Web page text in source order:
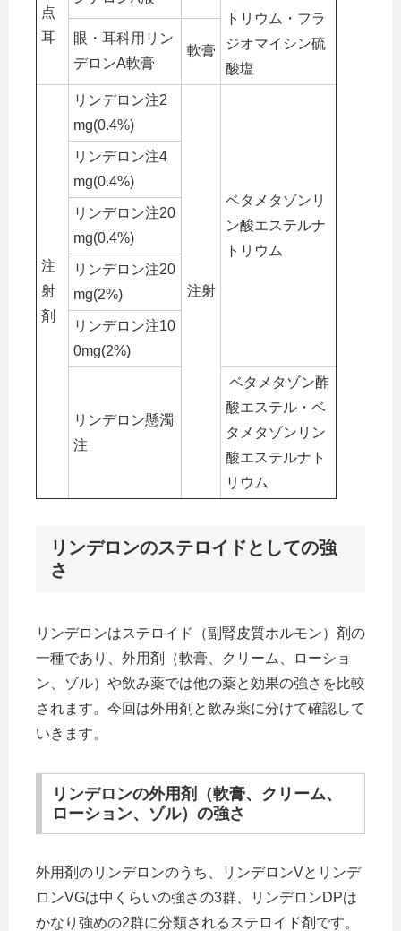
点
耳
トリウム・フラ
ジオマイシン硫
酸塩
眼・耳科用リン
デロンA軟膏
軟膏
注
射
剤
リンデロン注2
mg(0.4%)
注射
ベタメタゾンリ
ン酸エステルナ
トリウム
リンデロン注4
mg(0.4%)
リンデロン注20
mg(0.4%)
リンデロン注20
mg(2%)
リンデロン注10
0mg(2%)
リンデロン懸濁
注
ベタメタゾン酢
酸エステル・ベ
タメタゾンリン
酸エステルナト
リウム
リンデロンのステロイドとしての強
さ
リンデロンはステロイド（副腎皮質ホルモン）剤の
一種であり、外用剤（軟膏、クリーム、ローショ
ン、ゾル）や飲み薬では他の薬と効果の強さを比較
されます。今回は外用剤と飲み薬に分けて確認して
いきます。
リンデロンの外用剤（軟膏、クリーム、
ローション、ゾル）の強さ
外用剤のリンデロンのうち、リンデロンVとリンデ
ロンVGは中くらいの強さの3群、リンデロンDPは
かなり強めの2群に分類されるステロイド剤です。